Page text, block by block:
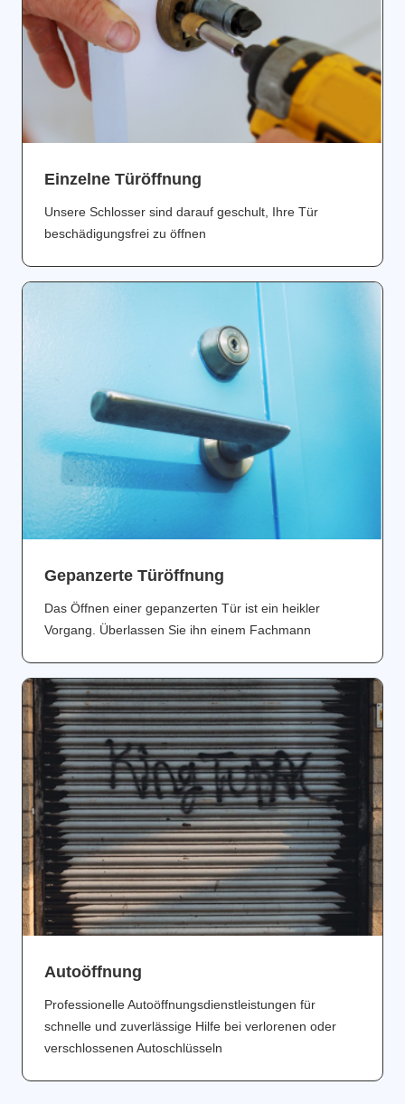
Einzelne Türöffnung
Unsere Schlosser sind darauf geschult, Ihre Tür
beschädigungsfrei zu öffnen
Gepanzerte Türöffnung
Das Öffnen einer gepanzerten Tür ist ein heikler
Vorgang. Überlassen Sie ihn einem Fachmann
Аutoöffnung
Professionelle Autoöffnungsdienstleistungen für
schnelle und zuverlässige Hilfe bei verlorenen oder
verschlossenen Autoschlüsseln